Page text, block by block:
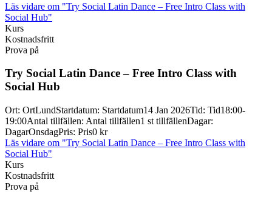
Läs vidare om "Try Social Latin Dance – Free Intro Class with
Social Hub"
Kurs
Kostnadsfritt
Prova på
Try Social Latin Dance – Free Intro Class with
Social Hub
Ort: OrtLundStartdatum: Startdatum14 Jan 2026Tid: Tid18:00-
19:00Antal tillfällen: Antal tillfällen1 st tillfällenDagar:
DagarOnsdagPris: Pris0 kr
Läs vidare om "Try Social Latin Dance – Free Intro Class with
Social Hub"
Kurs
Kostnadsfritt
Prova på